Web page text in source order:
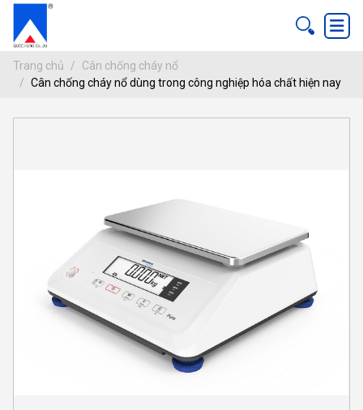
Trang chủ
Cân chống cháy nổ
Cân chống cháy nổ dùng trong công nghiệp hóa chất hiện nay